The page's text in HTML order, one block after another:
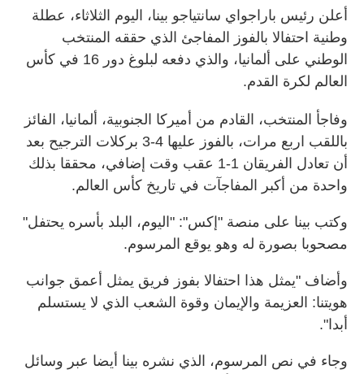
أ​علن رئيس باراجواي سانتياجو بينا، اليوم ‌الثلاثاء، ​عطلة
وطنية احتفالا بالفوز المفاجئ الذي حققه المنتخب
الوطني على ألمانيا، والذي دفعه لبلوغ دور 16 في كأس
العالم لكرة القدم.
وفاجأ المنتخب، القادم من أميركا الجنوبية، ألمانيا، الفائز
باللقب اربع مرات، بالفوز عليها 4-3 بركلات الترجيح بعد
أن تعادل الفريقان 1-1 عقب وقت إضافي، محققا ‌بذلك
واحدة من أكبر المفاجآت في تاريخ كأس العالم.
وكتب بينا على منصة "إكس": "اليوم، البلد ‌بأسره يحتفل"
مصحوبا بصورة له وهو يوقع ‌المرسوم.
وأضاف "يمثل هذا احتفالا بفوز فريق يمثل ‌أعمق جوانب
هويتنا: العزيمة ‌والإيمان وقوة الشعب الذي لا يستسلم
أبدا".
وجاء في ​نص المرسوم، ‌الذي نشره ​بينا أيضا عبر وسائل